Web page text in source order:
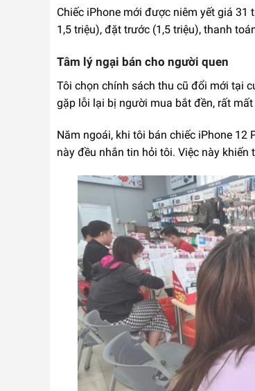
Chiếc iPhone mới được niêm yết giá
1,5 triệu), đặt trước (1,5 triệu), thanh
Tâm lý ngại bán cho người quen
Tôi chọn chính sách thu cũ đổi mới tại
gặp lỗi lại bị người mua bắt đền, rất mất
Năm ngoái, khi tôi bán chiếc iPhone
này đều nhắn tin hỏi tôi. Việc này